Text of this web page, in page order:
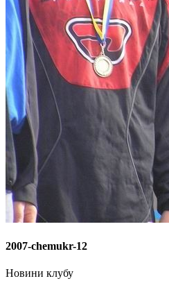
2007-chemukr-12
Новини клубу